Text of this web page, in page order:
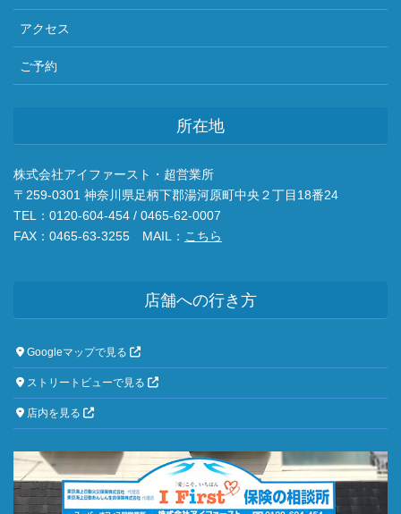
アクセス
ご予約
所在地
株式会社アイファースト・超営業所
〒259-0301 神奈川県足柄下郡湯河原町中央２丁目18番24
TEL：0120-604-454 / 0465-62-0007
FAX：0465-63-3255 MAIL： こちら
店舗への行き方
Googleマップで見る
ストリートビューで見る
店内を見る